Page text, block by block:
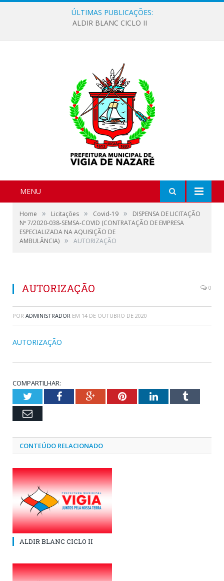
ÚLTIMAS PUBLICAÇÕES:
ALDIR BLANC CICLO II
MENU
Home » Licitações » Covid-19 »
DISPENSA DE LICITAÇÃO
Nº 7/2020-038-SEMSA-COVID (CONTRATAÇÃO DE EMPRESA
ESPECIALIZADA NA AQUISIÇÃO DE
AMBULÂNCIA) » AUTORIZAÇÃO
AUTORIZAÇÃO 0
POR ADMINISTRADOR EM 14 DE OUTUBRO DE 2020
AUTORIZAÇÃO
COMPARTILHAR:
TwitterFacebookGoogle+PinterestLinkedInTumblr
Email
CONTEÚDO RELACIONADO
ALDIR BLANC CICLO II